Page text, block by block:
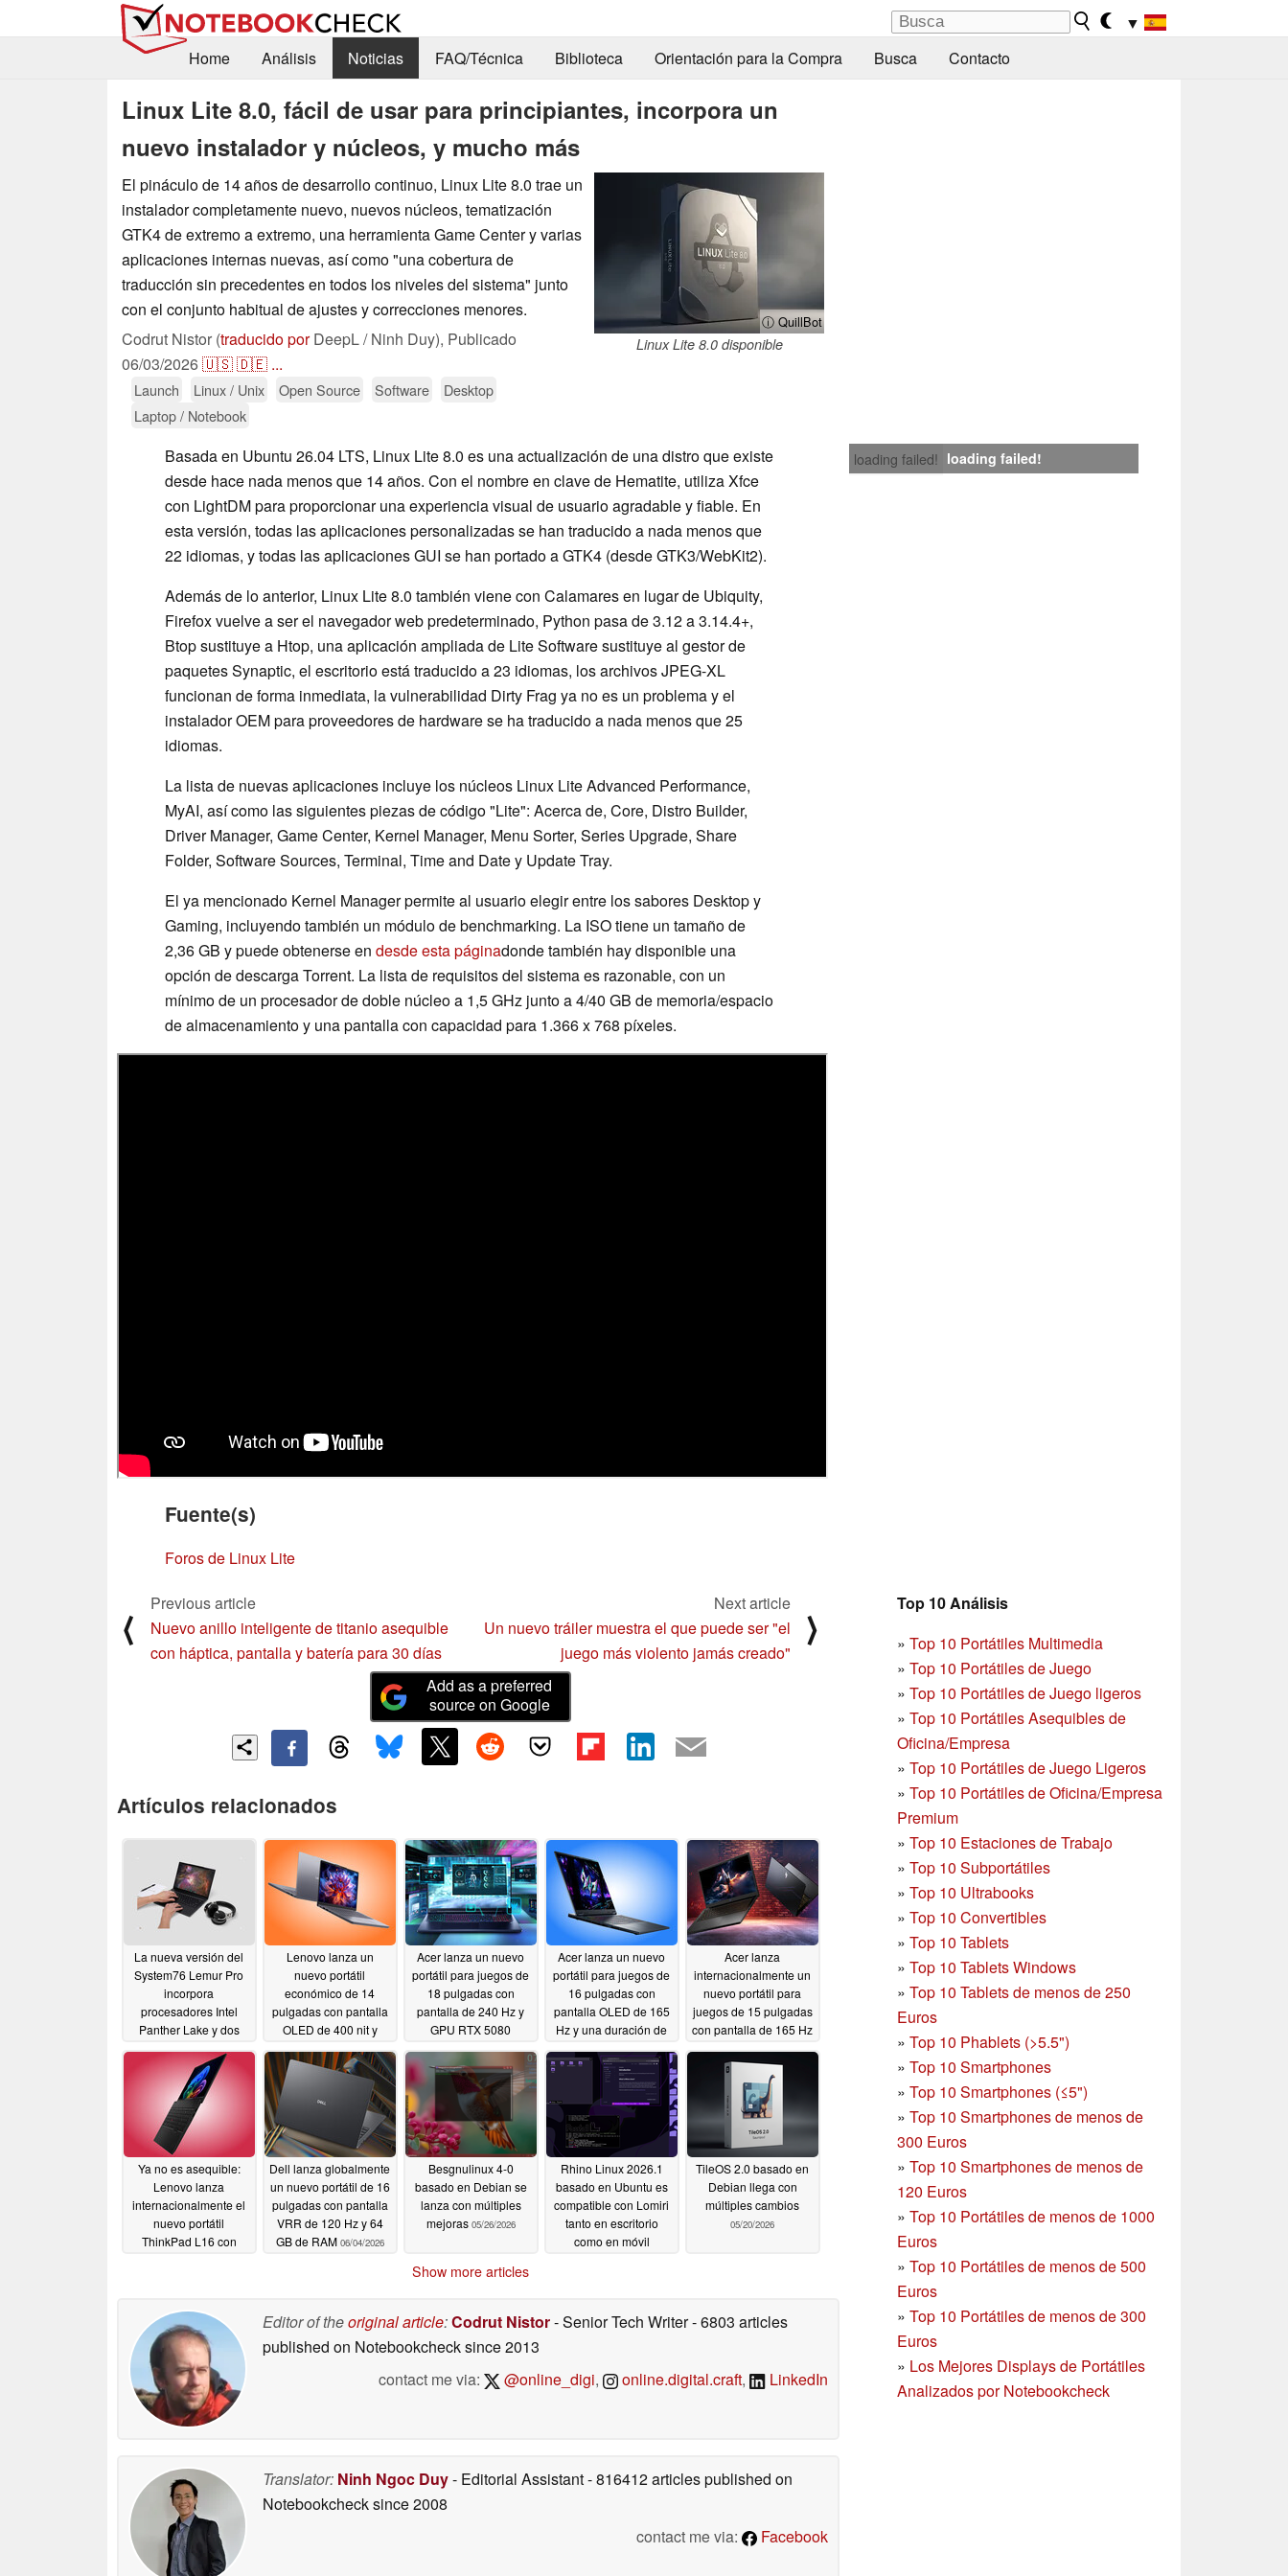
▼
Home
Análisis Noticias FAQ/Técnica Biblioteca Orientación para la Compra Busca Contacto
Linux Lite 8.0, fácil de usar para principiantes, incorpora un
nuevo instalador y núcleos, y mucho más
ⓘ QuillBot
Linux Lite 8.0 disponible
El pináculo de 14 años de desarrollo continuo, Linux Lite 8.0 trae un
instalador completamente nuevo, nuevos núcleos, tematización
GTK4 de extremo a extremo, una herramienta Game Center y varias
aplicaciones internas nuevas, así como "una cobertura de
traducción sin precedentes en todos los niveles del sistema" junto
con el conjunto habitual de ajustes y correcciones menores.
Codrut Nistor (traducido porDeepL / Ninh Duy), Publicado
06/03/2026🇺🇸🇩🇪 ...
Launch Linux / Unix Open Source Software
Desktop
Laptop / Notebook
loading failed! loading failed!
Basada en Ubuntu 26.04 LTS, Linux Lite 8.0 es una actualización de una distro que existe
desde hace nada menos que 14 años. Con el nombre en clave de Hematite, utiliza Xfce
con LightDM para proporcionar una experiencia visual de usuario agradable y fiable. En
esta versión, todas las aplicaciones personalizadas se han traducido a nada menos que
22 idiomas, y todas las aplicaciones GUI se han portado a GTK4 (desde GTK3/WebKit2).
Además de lo anterior, Linux Lite 8.0 también viene con Calamares en lugar de Ubiquity,
Firefox vuelve a ser el navegador web predeterminado, Python pasa de 3.12 a 3.14.4+,
Btop sustituye a Htop, una aplicación ampliada de Lite Software sustituye al gestor de
paquetes Synaptic, el escritorio está traducido a 23 idiomas, los archivos JPEG-XL
funcionan de forma inmediata, la vulnerabilidad Dirty Frag ya no es un problema y el
instalador OEM para proveedores de hardware se ha traducido a nada menos que 25
idiomas.
La lista de nuevas aplicaciones incluye los núcleos Linux Lite Advanced Performance,
MyAI, así como las siguientes piezas de código "Lite": Acerca de, Core, Distro Builder,
Driver Manager, Game Center, Kernel Manager, Menu Sorter, Series Upgrade, Share
Folder, Software Sources, Terminal, Time and Date y Update Tray.
El ya mencionado Kernel Manager permite al usuario elegir entre los sabores Desktop y
Gaming, incluyendo también un módulo de benchmarking. La ISO tiene un tamaño de
2,36 GB y puede obtenerse en desde esta páginadonde también hay disponible una
opción de descarga Torrent. La lista de requisitos del sistema es razonable, con un
mínimo de un procesador de doble núcleo a 1,5 GHz junto a 4/40 GB de memoria/espacio
de almacenamiento y una pantalla con capacidad para 1.366 x 768 píxeles.
Fuente(s)
Foros de Linux Lite
Top 10 Análisis
» Top 10 Portátiles Multimedia
» Top 10 Portátiles de Juego
» Top 10 Portátiles de Juego ligeros
» Top 10 Portátiles Asequibles de
Oficina/Empresa
» Top 10 Portátiles de Juego Ligeros
» Top 10 Portátiles de Oficina/Empresa
Premium
» Top 10 Estaciones de Trabajo
» Top 10 Subportátiles
» Top 10 Ultrabooks
» Top 10 Convertibles
» Top 10 Tablets
» Top 10 Tablets Windows
» Top 10 Tablets de menos de 250
Euros
» Top 10 Phablets (>5.5")
» Top 10 Smartphones
» Top 10 Smartphones (≤5")
» Top 10 Smartphones de menos de
300 Euros
» Top 10 Smartphonesde menos de
120 Euros
» Top 10 Portátiles de menos de 1000
Euros
» Top 10 Portátiles de menos de 500
Euros
» Top 10 Portátiles de menos de 300
Euros
» Los Mejores Displays de Portátiles
Analizados por Notebookcheck
⟨
Previous article
Nuevo anillo inteligente de titanio asequible
con háptica, pantalla y batería para 30 días
Next article
Un nuevo tráiler muestra el que puede ser "el
juego más violento jamás creado"
⟩
Add as a preferred
source on Google
Artículos relacionados
La nueva versión del
System76 Lemur Pro
incorpora
procesadores Intel
Panther Lake y dos
07/02/2026
Lenovo lanza un
nuevo portátil
económico de 14
pulgadas con pantalla
OLED de 400 nit y
06/04/2026
Acer lanza un nuevo
portátil para juegos de
18 pulgadas con
pantalla de 240 Hz y
GPU RTX 5080
06/04/2026
Acer lanza un nuevo
portátil para juegos de
16 pulgadas con
pantalla OLED de 165
Hz y una duración de
superior a la del
modelo anterior
06/04/2026
Acer lanza
internacionalmente un
nuevo portátil para
juegos de 15 pulgadas
con pantalla de 165 Hz
06/04/2026
Ya no es asequible:
Lenovo lanza
internacionalmente el
nuevo portátil
ThinkPad L16 con
Dell lanza globalmente
un nuevo portátil de 16
pulgadas con pantalla
VRR de 120 Hz y 64
GB de RAM 06/04/2026
Besgnulinux 4-0
basado en Debian se
lanza con múltiples
mejoras 05/26/2026
Rhino Linux 2026.1
basado en Ubuntu es
compatible con Lomiri
tanto en escritorio
como en móvil
TileOS 2.0 basado en
Debian llega con
múltiples cambios
05/20/2026
Show more articles
Editor of theoriginal article:Codrut Nistor- Senior Tech Writer- 6803 articles
published on Notebookchecksince 2013
contact me via:
@online_digi, online.digital.craft, LinkedIn
Translator: Ninh Ngoc Duy- Editorial Assistant- 816412 articles published on
Notebookchecksince 2008
contact me via:
Facebook